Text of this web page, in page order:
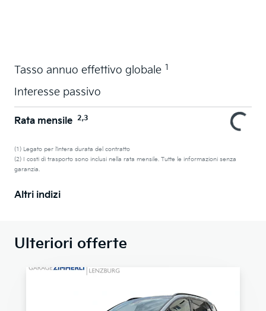
Tasso annuo effettivo globale 1
Interesse passivo
Rata mensile 2,3
(1) Legato per l’intera durata del contratto
(2) I costi di trasporto sono inclusi nella rata mensile. Tutte le informazioni senza
garanzia.
Altri indizi
Ulteriori offerte